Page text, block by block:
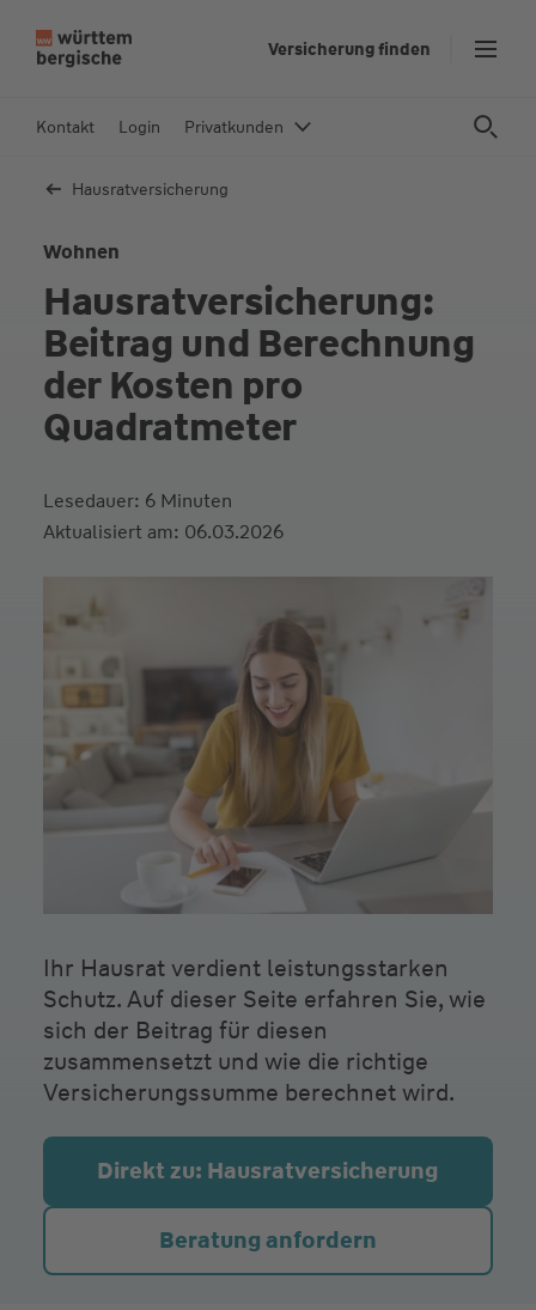
In
Versicherung finden
Kontakt Login Privatkunden
Hausrat­versicherung
Wohnen
Hausratversicherung:
Beitrag und Berechnung
der Kosten pro
Quadratmeter
Lesedauer: 6 Minuten
Aktualisiert am: 06.03.2026
Ihr Hausrat verdient leistungsstarken
Schutz. Auf dieser Seite erfahren Sie, wie
sich der Beitrag für diesen
zusammensetzt und wie die richtige
Versicherungssumme berechnet wird.
Direkt zu: Hausrat­versicherung
Beratung anfordern